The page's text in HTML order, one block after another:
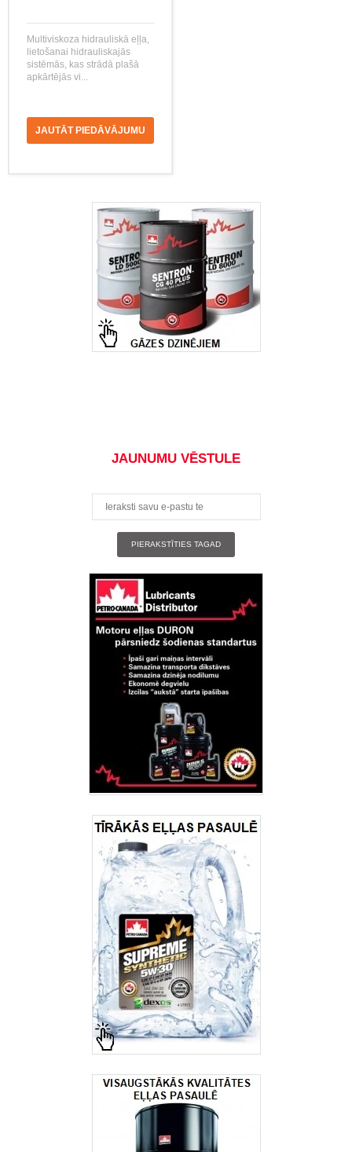
Multiviskoza hidrauliskā eļļa,
lietošanai hidrauliskajās
sistēmās, kas strādā plašā
apkārtējās vi...
JAUTĀT PIEDĀVĀJUMU
JAUNUMU VĒSTULE